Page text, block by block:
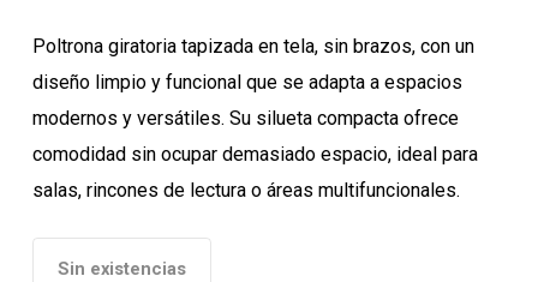
Poltrona giratoria tapizada en tela, sin brazos, con un
diseño limpio y funcional que se adapta a espacios
modernos y versátiles. Su silueta compacta ofrece
comodidad sin ocupar demasiado espacio, ideal para
salas, rincones de lectura o áreas multifuncionales.
Sin existencias